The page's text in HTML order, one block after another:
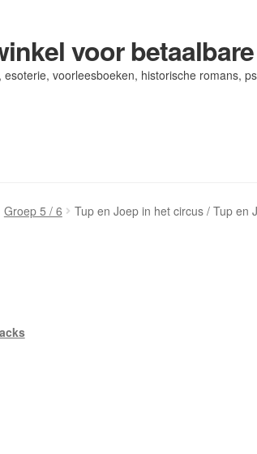
voor
voorleesboeken, historische romans,
Groep 5 / 6 Tup en Joep in het circus / Tup en